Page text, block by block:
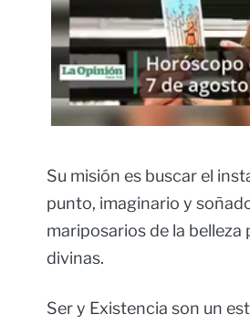
Su misión es buscar el
punto, imaginario y
mariposarios de la
divinas.
Ser y Existencia son un